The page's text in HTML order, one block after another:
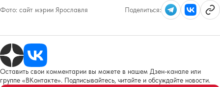
Фото: сайт мэрии Ярославля Поделиться:
Оставить свои комментарии вы можете в нашем Дзен-канале или
группе «ВКонтакте». Подписывайтесь, читайте и обсуждайте новости.